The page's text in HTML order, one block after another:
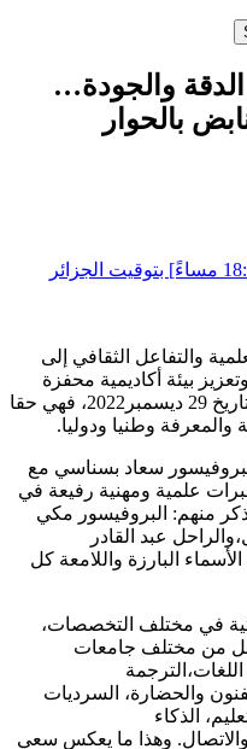
الدقة والجودة…
بالحوار
والتفاعل الثقافي إلى
بيئة أكاديمية محفزة
للإنتاج المعرفي، وذلك منذ تأسيسها بتاريخ 29 ديسمبر2022، فهي حقا
وطنيا ودوليا.
البروفيسور سعاد بسناسي مع
علمية ومهنية رفيعة في
منهم: البروفيسور مكي
عبد القادر
البارزة واللامعة كل
تضم 8 وحدات بحثية في مختلف التخصصات،
من مختلف جامعات
والحضارة، السرديات
الذكاء
والاتصال. وهذا ما يعكس سعي